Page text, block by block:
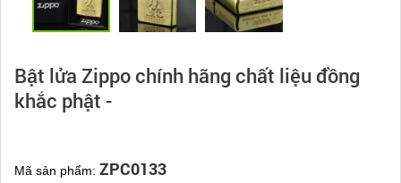
Bật lửa Zippo chính hãng chất liệu đồng
khắc phật -
Mã sản phẩm: ZPC0133